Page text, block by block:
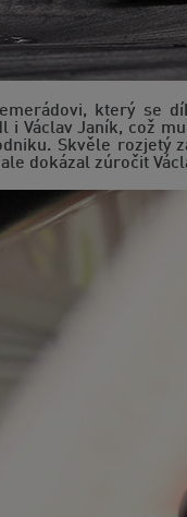
který se
Václav Janík, což
Skvěle rozjetý
dokázal zúročit